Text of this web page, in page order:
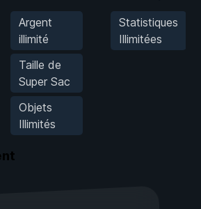
Argent
illimité
Taille de
Super Sac
Objets
Illimités
Statistiques
Illimitées